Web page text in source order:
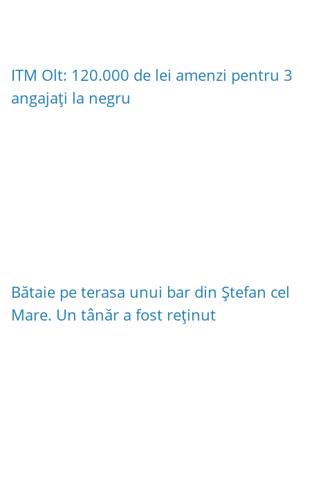
ITM Olt: 120.000 de lei amenzi pentru 3
angajați la negru
Bătaie pe terasa unui bar din Ștefan cel
Mare. Un tânăr a fost reținut